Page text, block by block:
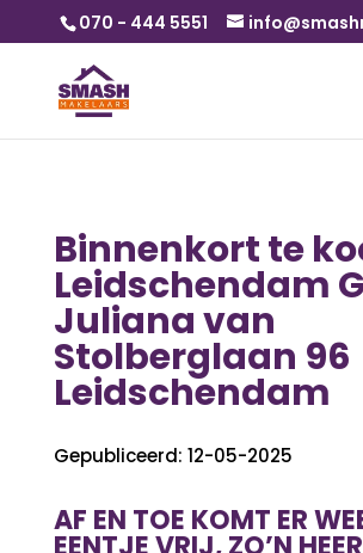
070 - 444 5551
Binnenkort te
Leidschendam
Juliana van
Stolberglaan 96
Leidschendam
Gepubliceerd: 12-05-2025
AF EN TOE KOMT ER